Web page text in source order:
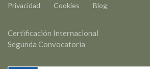
Privacidad
Cookies Blog
Certificación Internacional
Segunda Convocatoria